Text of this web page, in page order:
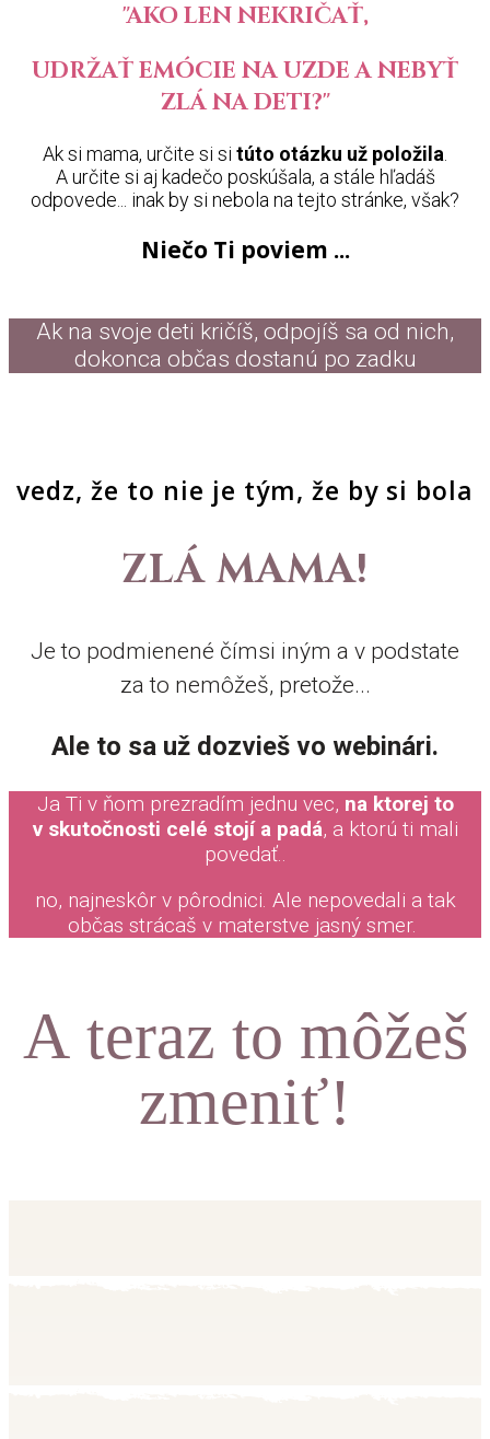
"AKO LEN NEKRIČAŤ,
UDRŽAŤ EMÓCIE NA UZDE ANEBYŤ
ZLÁ NA DETI?"
Ak si mama, určite si si túto otázku už položila.
A určite si aj kadečo poskúšala, a stále hľadáš
odpovede... inak by si nebola na tejto stránke, však?
Niečo Ti poviem ...
Ak na svoje deti kričíš, odpojíš sa od nich,
dokonca občas dostanú po zadku
vedz, že to nie je tým, že by si bola
ZLÁ MAMA!
Je to podmienené čímsi iným a v podstate
za to nemôžeš, pretože...
Ale to sa už dozvieš vo webinári.
Ja Ti v ňom prezradím jednu vec, na ktorej to
v skutočnosti celé stojí a padá, a ktorú ti mali
povedať..
no, najneskôr v pôrodnici. Ale nepovedali a tak
občas strácaš v materstve jasný smer.
A teraz to môžeš
zmeniť!